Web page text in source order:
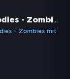
Warm Bodies - Zombies mit Herz